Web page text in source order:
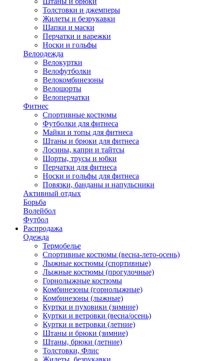
Толстовки и джемперы
Жилеты и безрукавки
Шапки и маски
Перчатки и варежки
Носки и гольфы
Велоодежда
Велокуртки
Велофутболки
Велокомбинезоны
Велошорты
Велоперчатки
Фитнес
Спортивные костюмы
Футболки для фитнеса
Майки и топы для фитнеса
Штаны и брюки для фитнеса
Лосины, капри и тайтсы
Шорты, трусы и юбки
Перчатки для фитнеса
Носки и гольфы для фитнеса
Повязки, банданы и напульсники
Активный отдых
Борьба
Волейбол
Футбол
Распродажа
Одежда
Термобелье
Спортивные костюмы (весна-лето-осень)
Лыжные костюмы (спортивные)
Лыжные костюмы (прогулочные)
Горнолыжные костюмы
Комбинезоны (горнолыжные)
Комбинезоны (лыжные)
Куртки и пуховики (зимние)
Куртки и ветровки (весна/осень)
Куртки и ветровки (летние)
Штаны и брюки (зимние)
Штаны, брюки (летние)
Толстовки, Флис
Жилеты, безрукавки